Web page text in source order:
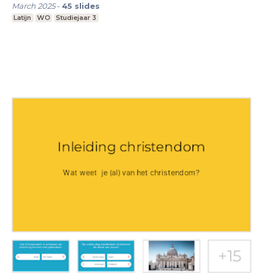
March 2025- 45 slides
Latijn WO Studiejaar 3